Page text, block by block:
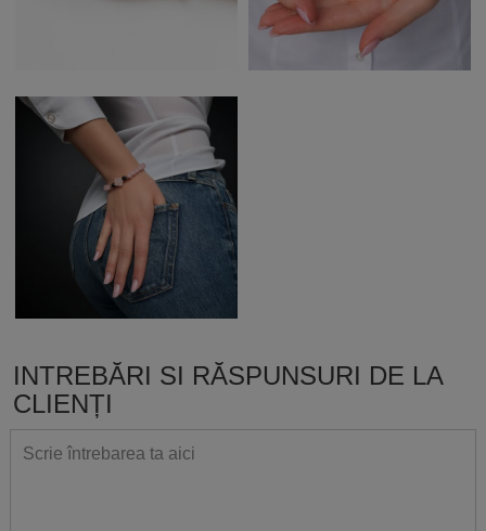
INTREBĂRI SI RĂSPUNSURI DE LA
CLIENȚI